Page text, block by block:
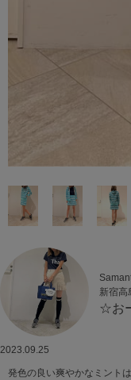
新宿高
☆お
2023.09.25
発色の良い爽やかなミント